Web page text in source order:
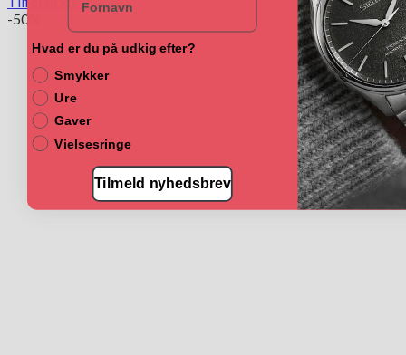
-50%
Hvad er du på udkig efter?
Smykker
Ure
Gaver
Vielsesringe
Tilmeld nyhedsbrev